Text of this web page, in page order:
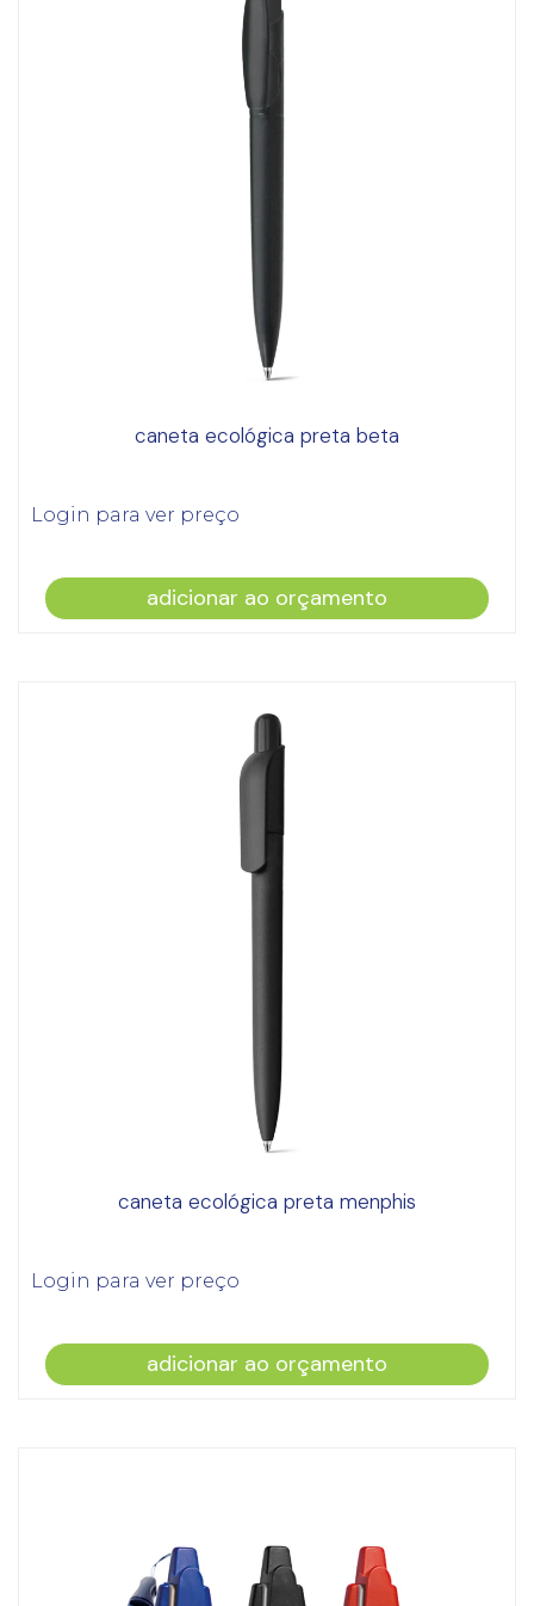
caneta ecológica preta beta
Login para ver preço
adicionar ao orçamento
caneta ecológica preta menphis
Login para ver preço
adicionar ao orçamento